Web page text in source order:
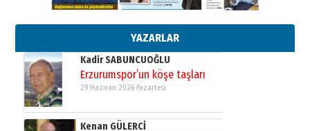
YAZARLAR
Başkan Sekmen’den Erzurum’a
02 Ağustos 2026 Pazar
Kadir SABUNCUOĞLU
Erzurumspor’un köşe taşları
29 Haziran 2026 Pazartesi
Kenan GÜLERCİ